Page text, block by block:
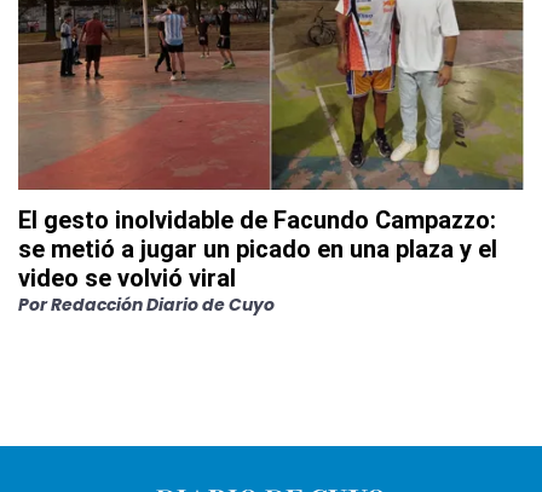
El gesto inolvidable de Facundo Campazzo:
se metió a jugar un picado en una plaza y el
video se volvió viral
PorRedacción Diario de Cuyo